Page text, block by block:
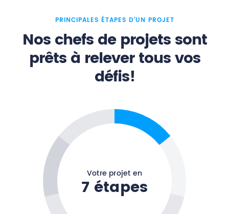
PRINCIPALES ÉTAPES D’UN PROJET
Nos chefs de projets sont
prêts à relever tous vos
défis!
Votre projet en
7 étapes